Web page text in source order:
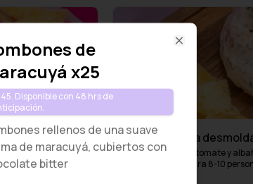
Capresse para
Queso crema con tomate y
(recomendado para 8-10
de
x25
Disponible con 48 hrs de
rellenos de una suave
de maracuyá, cubiertos con
bitter